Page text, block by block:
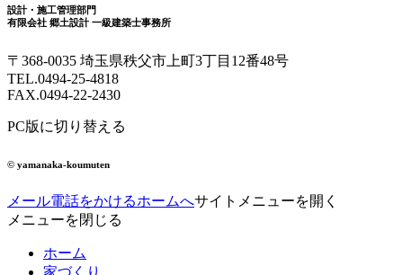
設計・施工管理部門
有限会社 郷土設計 一級建築士事務所
〒368-0035 埼玉県秩父市上町3丁目12番48号
TEL.0494-25-4818
FAX.0494-22-2430
PC版に切り替える
© yamanaka-koumuten
メール電話をかけるホームへサイトメニューを開く
メニューを閉じる
ホーム
家づくり